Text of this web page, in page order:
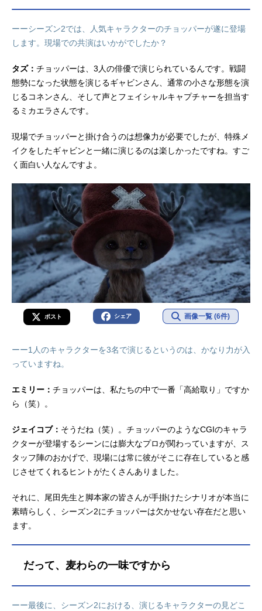
ーーシーズン2では、人気キャラクターのチョッパーが遂に登場
します。現場での共演はいかがでしたか？
タズ： チョッパーは、3人の俳優で演じられているんです。戦闘
態勢になった状態を演じるギャビンさん、通常の小さな形態を演
じるコネンさん、そして声とフェイシャルキャプチャーを担当す
るミカエラさんです。
現場でチョッパーと掛け合うのは想像力が必要でしたが、特殊メ
イクをしたギャビンと一緒に演じるのは楽しかったですね。すご
く面白い人なんですよ。
ポスト シェア 画像一覧 (6件)
ーー1人のキャラクターを3名で演じるというのは、かなり力が入
っていますね。
エミリー： チョッパーは、私たちの中で一番「高給取り」ですか
ら（笑）。
ジェイコブ： そうだね（笑）。チョッパーのようなCGIのキャラ
クターが登場するシーンには膨大なプロが関わっていますが、ス
タッフ陣のおかげで、現場には常に彼がそこに存在していると感
じさせてくれるヒントがたくさんありました。
それに、尾田先生と脚本家の皆さんが手掛けたシナリオが本当に
素晴らしく、シーズン2にチョッパーは欠かせない存在だと思い
ます。
だって、麦わらの一味ですから
ーー最後に、シーズン2における、演じるキャラクターの見どこ